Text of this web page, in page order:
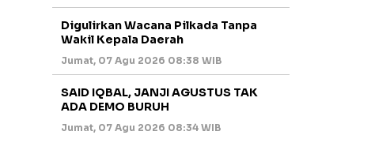
Digulirkan Wacana Pilkada Tanpa
Wakil Kepala Daerah
Jumat, 07 Agu 2026 08:38 WIB
SAID IQBAL, JANJI AGUSTUS TAK
ADA DEMO BURUH
Jumat, 07 Agu 2026 08:34 WIB